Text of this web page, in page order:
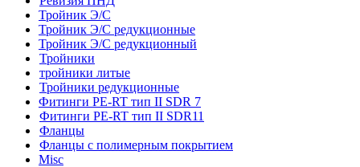
Тройник Э/С
Тройник Э/С редукционные
Тройник Э/С редукционный
Тройники
тройники литые
Тройники редукционные
Фитинги PE-RT тип II SDR 7
Фитинги PE-RT тип II SDR11
Фланцы
Фланцы с полимерным покрытием
Misc